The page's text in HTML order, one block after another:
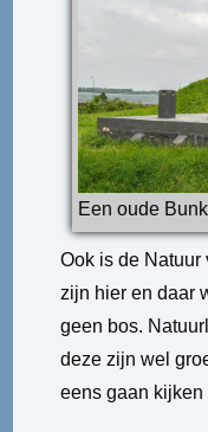
Een oude
Ook is de Natuur
zijn hier en daar
geen bos.
deze zijn wel
eens gaan